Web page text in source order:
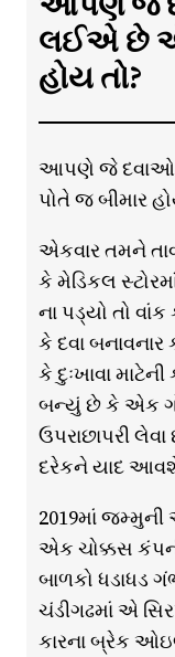
લઈએ છે એ
હોય તો?
આપણે જે દવાઓ
પોતે જ બીમાર
એકવાર તમને
કે મેડિકલ
ના પડ્યો તો વાંક
કે દવા બનાવનાર
કે દુઃખાવા
બન્યું છે કે એક
ઉપરાછાપરી
દરેકને યાદ
2019માં
એક ચોક્કસ
બાળકો ધડાધડ
ચંડીગઢમાં એ
કારના બ્રેક